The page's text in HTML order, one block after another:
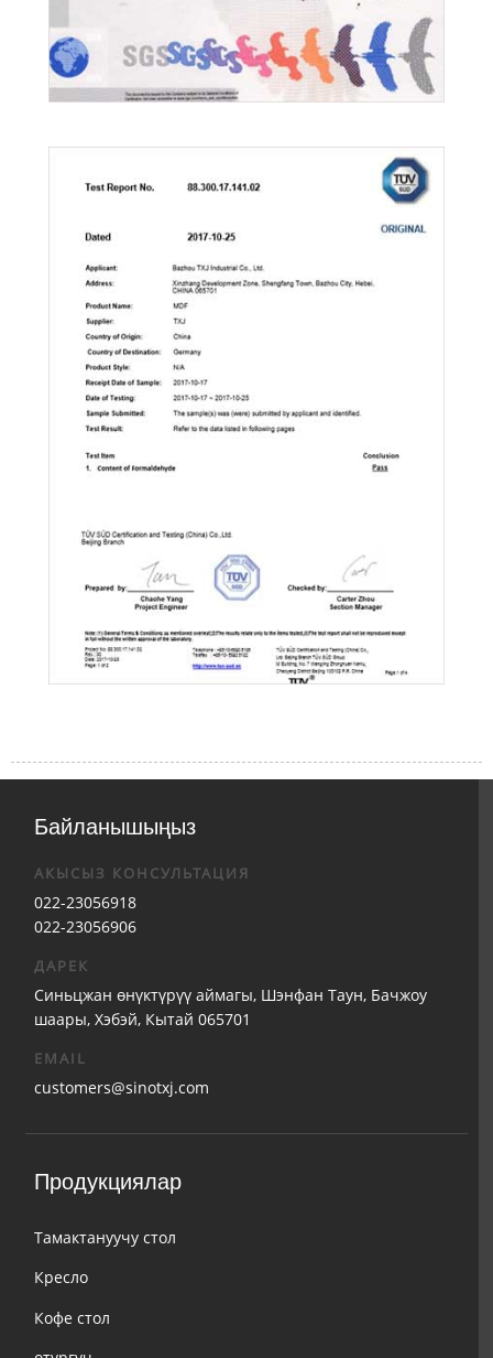
Байланышыңыз
АКЫСЫЗ КОНСУЛЬТАЦИЯ
022-23056918
022-23056906
ДАРЕК
Синьцжан өнүктүрүү аймагы, Шэнфан Таун, Бачжоу
шаары, Хэбэй, Кытай 065701
EMAIL
customers@sinotxj.com
Продукциялар
Тамактануучу стол
Кресло
Кофе стол